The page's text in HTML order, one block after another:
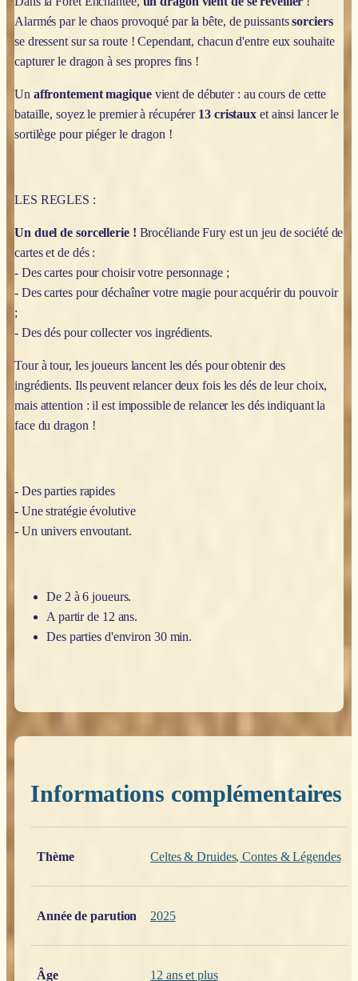
Alarmés par le chaos provoqué par la bête, de puissantssorciers
se dressent sur sa route ! Cependant, chacun d'entre eux souhaite
capturer le dragon à ses propres fins !
Un affrontement magique vient de débuter : au cours de cette
bataille, soyez le premier à récupérer 13 cristaux et ainsi lancer le
sortilège pour piéger le dragon !
LES REGLES :
Un duel de sorcellerie ! Brocéliande Fury est un jeu de société de
cartes et de dés :
- Des cartes pour choisir votre personnage ;
- Des cartes pour déchaîner votre magie pour acquérir du pouvoir
;
- Des dés pour collecter vos ingrédients.
Tour à tour, les joueurs lancent les dés pour obtenir des
ingrédients. Ils peuvent relancer deux fois les dés de leur choix,
mais attention : il est impossible de relancer les dés indiquant la
face du dragon !
- Des parties rapides
- Une stratégie évolutive
- Un univers envoutant.
De 2 à 6 joueurs.
A partir de 12 ans.
Des parties d'environ 30 min.
Informations complémentaires
Thème
Celtes & Druides,Contes & Légendes
Année de parution 2025
Âge 12 ans et plus